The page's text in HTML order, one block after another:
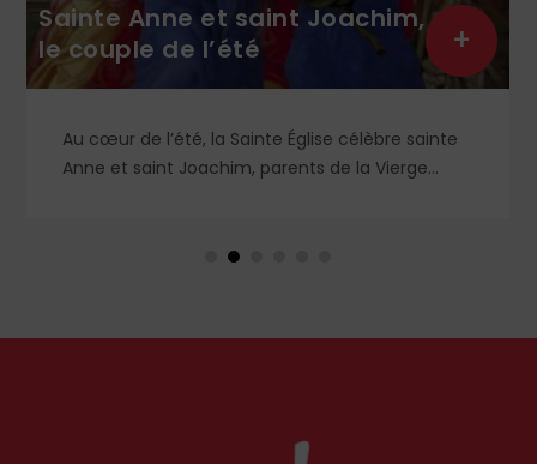
Sainte Anne et saint Joachim,
le couple de l’été
Au cœur de l’été, la Sainte Église célèbre sainte
Anne et saint Joachim, parents de la Vierge
en Orient qu’en Occident, célèbre par sa piété
+